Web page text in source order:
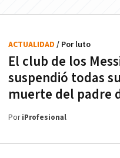
El club de los
suspendió todas
muerte del padre
ACTUALIDAD / Por luto
PoriProfesional